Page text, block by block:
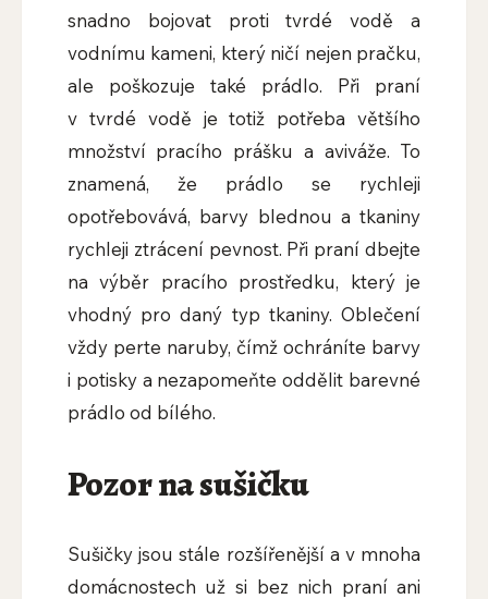
snadno bojovat proti tvrdé vodě a
vodnímu kameni, který ničí nejen pračku,
ale poškozuje také prádlo. Při praní
v tvrdé vodě je totiž potřeba většího
množství pracího prášku a aviváže. To
znamená, že prádlo se rychleji
opotřebovává, barvy blednou a tkaniny
rychleji ztrácení pevnost. Při praní dbejte
na výběr pracího prostředku, který je
vhodný pro daný typ tkaniny. Oblečení
vždy perte naruby, čímž ochráníte barvy
i potisky a nezapomeňte oddělit barevné
prádlo od bílého.
Pozor na sušičku
Sušičky jsou stále rozšířenější a v mnoha
domácnostech už si bez nich praní ani